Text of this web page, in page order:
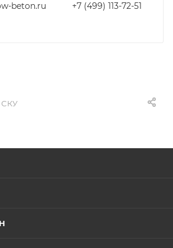
beton.ru +7 (499) 113-72-51